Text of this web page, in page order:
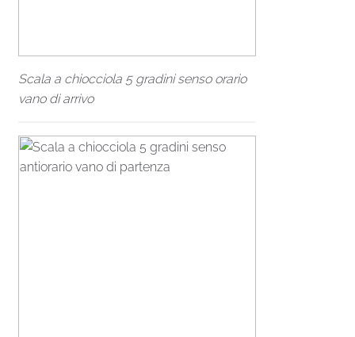
Scala a chiocciola 5 gradini senso orario
vano di arrivo